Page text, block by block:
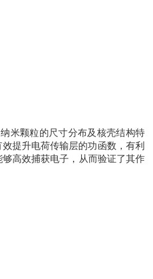
米颗粒的尺寸分布及核壳结构特
提升电荷传输层的功函数，有利
高效捕获电子，从而验证了其作